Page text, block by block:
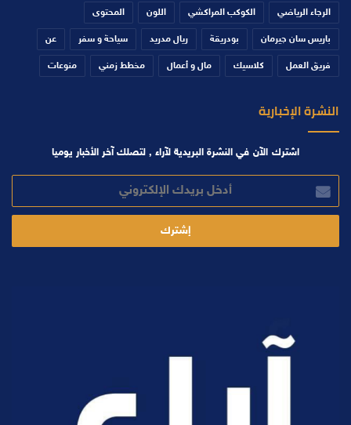
الرجاء الرياضي الكوكب المراكشي اللون المحتوى
باريس سان جيرمان بودريقة ريال مدريد سياحة و سفر عن
فريق العمل كلاسيك مال و أعمال مخطط زمني منوعات
النشرة الإخبارية
اشترك الآن في النشرة البريدية لآراء , لتصلك آخر الأخبار يوميا
بريدك
الإلكتروني